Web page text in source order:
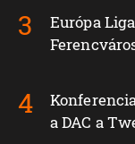
Európa
a DAC a